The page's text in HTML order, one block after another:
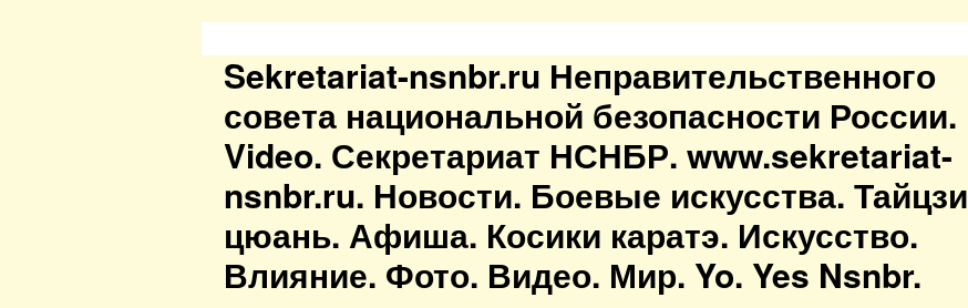
Sekretariat-nsnbr.ru Неправительственного
совета национальной безопасности России.
Video. Секретариат НСНБР. www.sekretariat-
nsnbr.ru. Новости. Боевые искусства. Тайцзи
цюань. Афиша. Косики каратэ. Искусство.
Влияние. Фото. Видео. Мир. Yo. Yes Nsnbr.